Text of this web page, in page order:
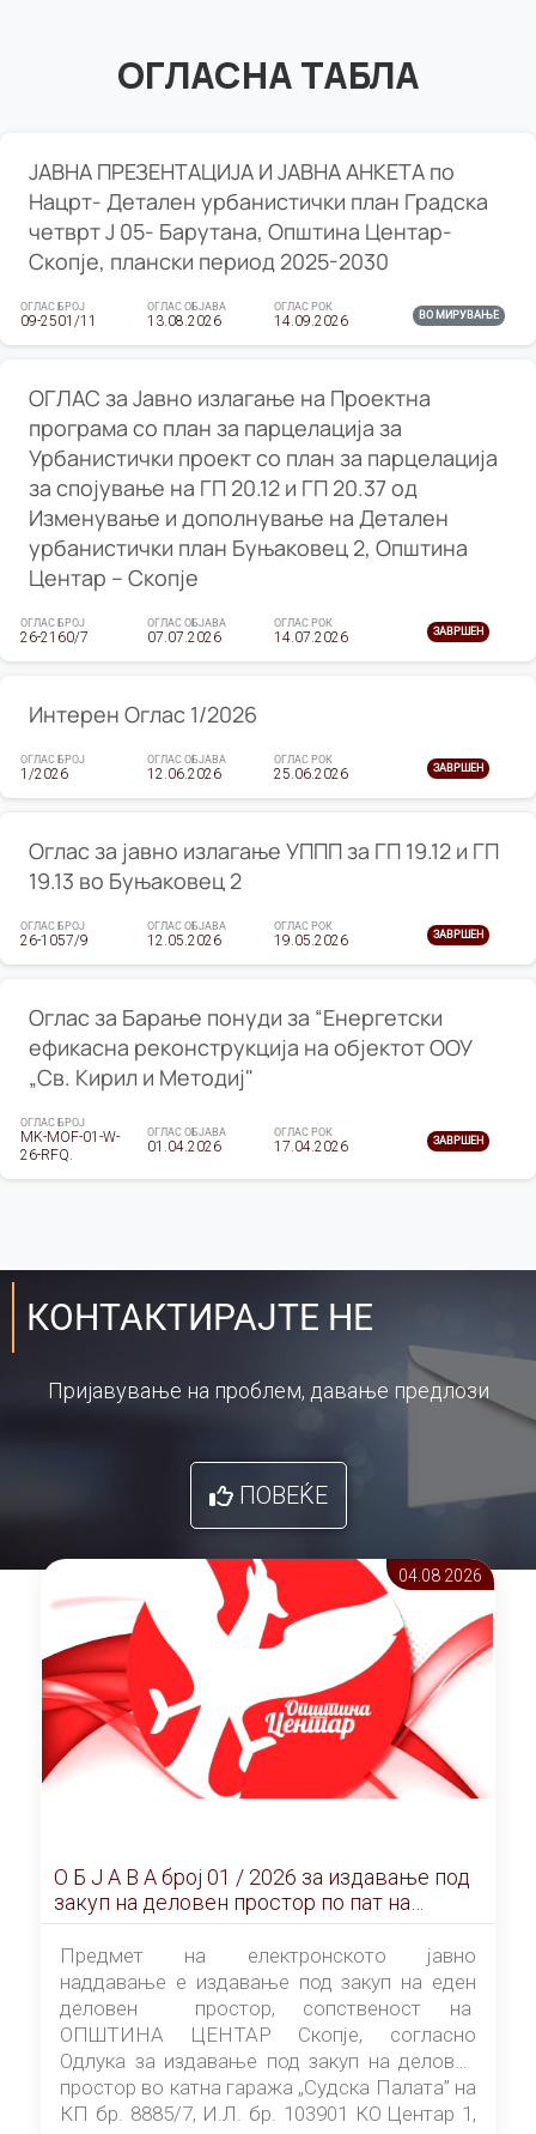
ОГЛАСНА ТАБЛА
ЈАВНА ПРЕЗЕНТАЦИЈА И ЈАВНА АНКЕТА по
Нацрт- Детален урбанистички план Градска
четврт Ј 05- Барутана, Општина Центар-
Скопје, плански период 2025-2030
ОГЛАС БРОЈ
09-2501/11
ОГЛАС ОБЈАВА
13.08.2026
ОГЛАС РОК
14.09.2026 ВО МИРУВАЊЕ
ОГЛАС за Јавно излагање на Проектна
програма со план за парцелација за
Урбанистички проект со план за парцелација
за спојување на ГП 20.12 и ГП 20.37 од
Изменување и дополнување на Детален
урбанистички план Буњаковец 2, Општина
Центар – Скопје
ОГЛАС БРОЈ
26-2160/7
ОГЛАС ОБЈАВА
07.07.2026
ОГЛАС РОК
14.07.2026 ЗАВРШЕН
Интерен Оглас 1/2026
ОГЛАС БРОЈ
1/2026
ОГЛАС ОБЈАВА
12.06.2026
ОГЛАС РОК
25.06.2026 ЗАВРШЕН
Оглас за јавно излагање УППП за ГП 19.12 и ГП
19.13 во Буњаковец 2
ОГЛАС БРОЈ
26-1057/9
ОГЛАС ОБЈАВА
12.05.2026
ОГЛАС РОК
19.05.2026 ЗАВРШЕН
Оглас за Барање понуди за “Енергетски
ефикасна реконструкција на објектот ООУ
„Св. Кирил и Методиј"
ОГЛАС БРОЈ
MK-MOF-01-W-
26-RFQ.
ОГЛАС ОБЈАВА
01.04.2026
ОГЛАС РОК
17.04.2026 ЗАВРШЕН
КОНТАКТИРАЈТЕ НЕ
Пријавување на проблем, давање предлози
ПОВЕЌЕ
04.08 2026
О Б Ј А В А брoj 01 / 2026 за издавање под
закуп на деловен простор по пат на
ЕЛЕКТРОНСКО ЈАВНО НАДДАВАЊЕ
Предмет на електронското јавно
наддавање е издавање под закуп на еден
деловен простор, сопственост на
ОПШТИНА ЦЕНТАР Скопје, согласно
Одлука за издавање под закуп на деловен
простор во катна гаража „Судска Палата” на
КП бр. 8885/7, И.Л. бр. 103901 КО Центар 1,